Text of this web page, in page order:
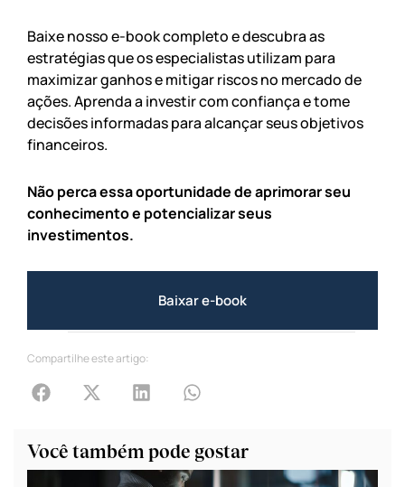
Baixe nosso e-book completo e descubra as
estratégias que os especialistas utilizam para
maximizar ganhos e mitigar riscos no mercado de
ações. Aprenda a investir com confiança e tome
decisões informadas para alcançar seus objetivos
financeiros.
Não perca essa oportunidade de aprimorar seu
conhecimento e potencializar seus
investimentos.
Baixar e-book
Compartilhe este artigo:
Você também pode gostar